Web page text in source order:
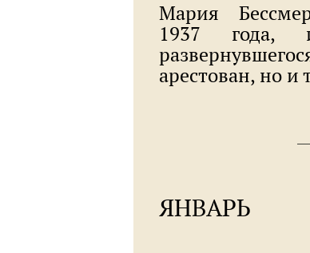
Мария
1937 года,
арестован, но и
ЯНВАРЬ